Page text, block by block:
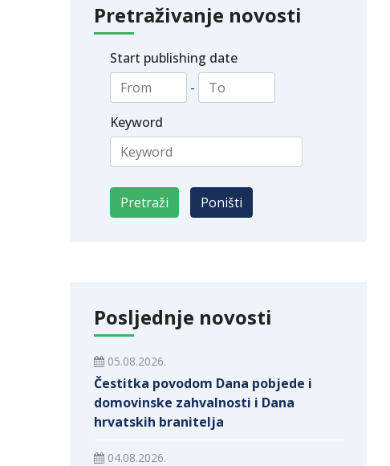
Pretraživanje novosti
Start publishing date
-
Keyword
Posljednje novosti
05.08.2026.
Čestitka povodom Dana pobjede i
domovinske zahvalnosti i Dana
hrvatskih branitelja
04.08.2026.